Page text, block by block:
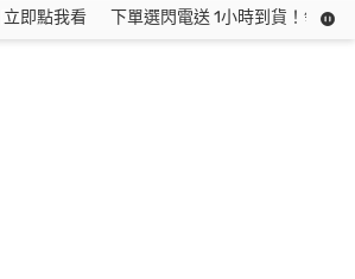
點我看
即點我看 下單選閃電送 1小時到貨！領神